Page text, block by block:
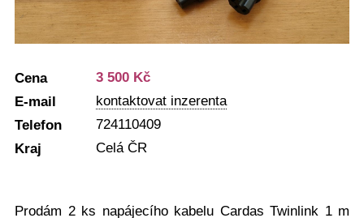
Cena
3 500 Kč
E-mail
kontaktovat inzerenta
Telefon
724110409
Kraj
Celá ČR
Prodám 2 ks napájecího kabelu Cardas Twinlink 1 m